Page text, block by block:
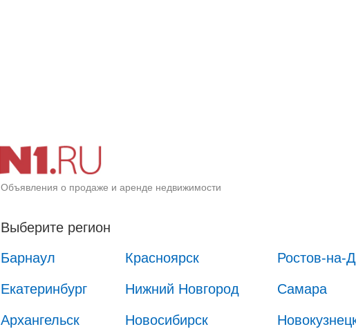
Объявления о продаже и аренде недвижимости
Выберите регион
Барнаул
Красноярск Ростов-на-
Екатеринбург Нижний Новгород Самара
Архангельск Новосибирск